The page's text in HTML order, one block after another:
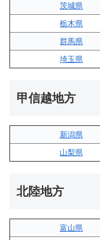
茨城県
栃木県
群馬県
埼玉県
甲信越地方
新潟県
山梨県
北陸地方
富山県